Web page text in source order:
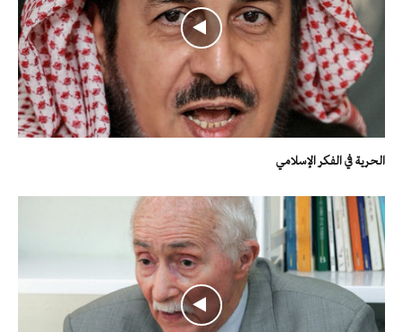
الحرية في الفكر الإسلامي